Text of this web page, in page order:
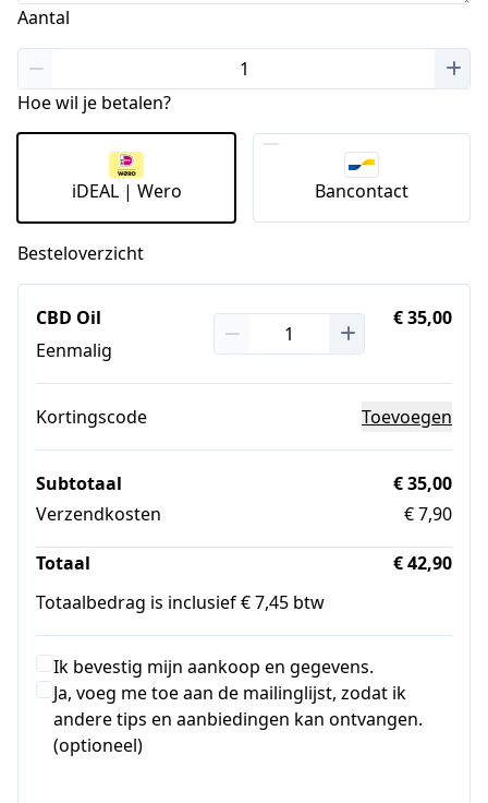
Aantal
Hoe wil je betalen?
iDEAL | Wero Bancontact
Besteloverzicht
CBD Oil
Eenmalig
€ 35,00
Kortingscode Toevoegen
Subtotaal
€ 35,00
Verzendkosten
€ 7,90
Totaal
€ 42,90
Totaalbedrag is inclusief € 7,45 btw
Ik bevestig mijn aankoop en gegevens.
Ja, voeg me toe aan de mailinglijst, zodat ik
andere tips en aanbiedingen kan ontvangen.
(optioneel)